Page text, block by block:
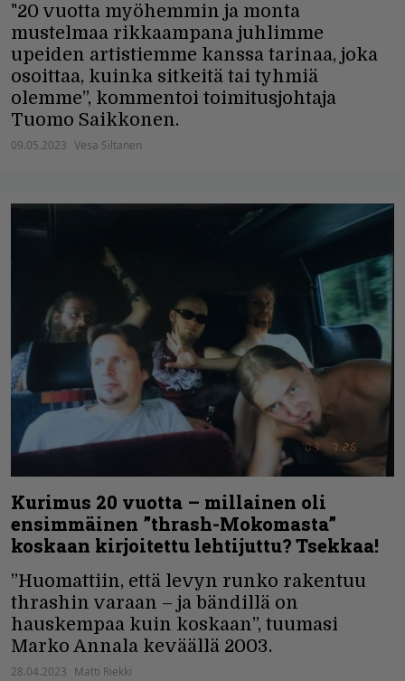
"20 vuotta myöhemmin ja monta
mustelmaa rikkaampana juhlimme
upeiden artistiemme kanssa tarinaa, joka
osoittaa, kuinka sitkeitä tai tyhmiä
olemme”, kommentoi toimitusjohtaja
Tuomo Saikkonen.
09.05.2023 Vesa Siltanen
Kurimus 20 vuotta – millainen oli
ensimmäinen ”thrash-Mokomasta”
koskaan kirjoitettu lehtijuttu? Tsekkaa!
”Huomattiin, että levyn runko rakentuu
thrashin varaan – ja bändillä on
hauskempaa kuin koskaan”, tuumasi
Marko Annala keväällä 2003.
28.04.2023 Matti Riekki